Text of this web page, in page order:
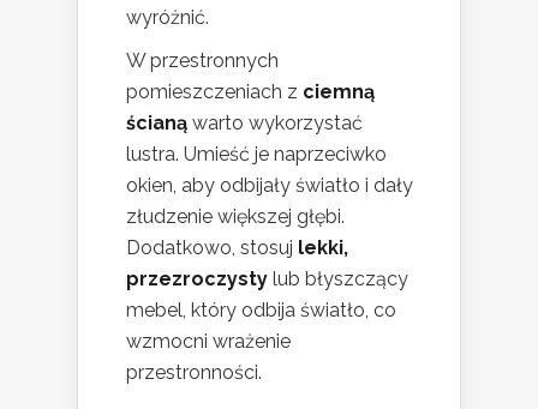
wyróżnić.
W przestronnych
pomieszczeniach z ciemną
ścianą warto wykorzystać
lustra. Umieść je naprzeciwko
okien, aby odbijały światło i dały
złudzenie większej głębi.
Dodatkowo, stosuj lekki,
przezroczysty lub błyszczący
mebel, który odbija światło, co
wzmocni wrażenie
przestronności.